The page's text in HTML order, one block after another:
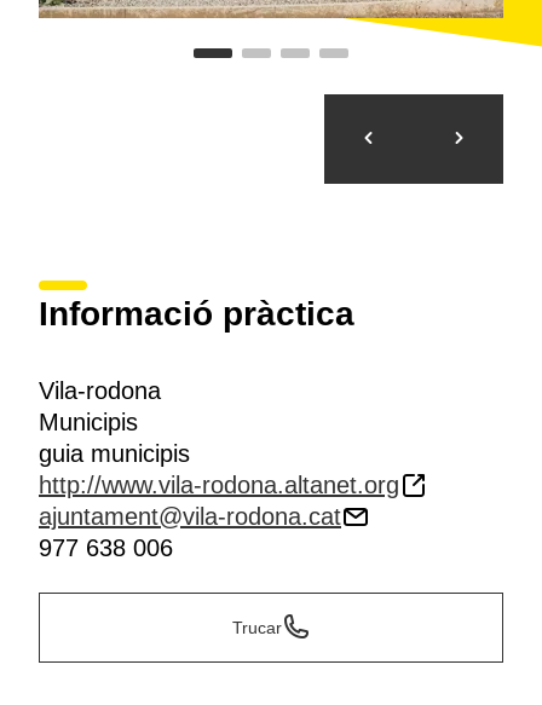
Informació pràctica
Vila-rodona
Municipis
guia municipis
http://www.vila-rodona.altanet.org
ajuntament@vila-rodona.cat
977 638 006
Trucar